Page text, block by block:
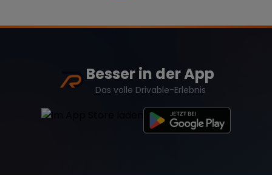
Besser in der App
Das volle Drivable-Erlebnis